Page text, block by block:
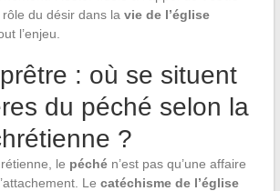
du désir dans la vie de l’église
l’enjeu.
: où se situent
du péché selon la
?
le péchén’est pas qu’une affaire
Le catéchisme de l’église